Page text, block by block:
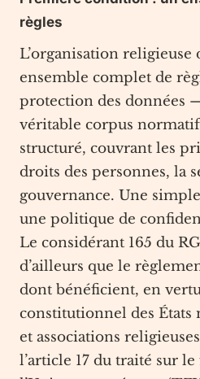
règles
L’organisation
ensemble complet de
protection des données
véritable corpus
structuré, couvrant les
droits des personnes, la
gouvernance. Une
une politique de
Le considérant 165 du
d’ailleurs que le
dont bénéficient, en
constitutionnel des États
et associations
l’article 17 du traité sur